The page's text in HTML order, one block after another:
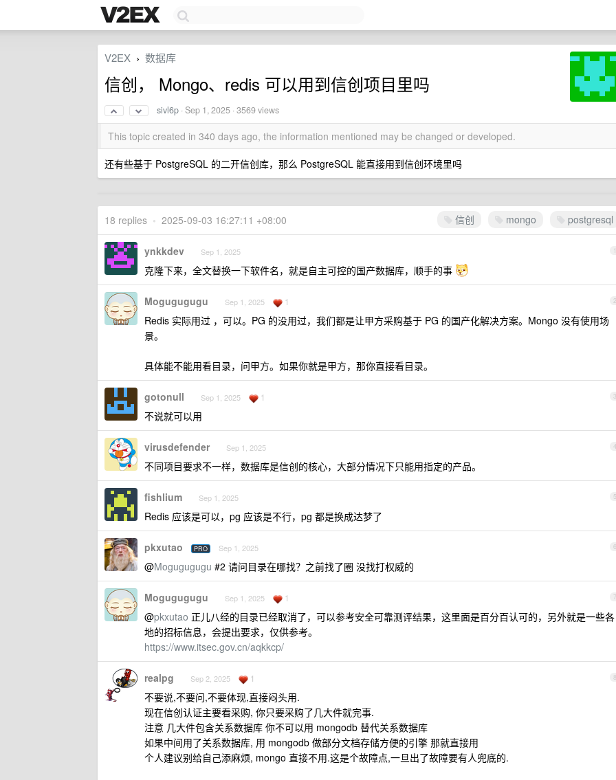
V2EX › 数据库
信创， Mongo、redis 可以用到信创项目里吗
sivl6p ·Sep 1, 2025 · 3569 views
This topic created in 340 days ago, the information mentioned may be changed or developed.
还有些基于 PostgreSQL 的二开信创库，那么 PostgreSQL 能直接用到信创环境里吗
信创 mongo postgresql
18 replies • 2025-09-03 16:27:11 +08:00
1
ynkkdev Sep 1, 2025
克隆下来，全文替换一下软件名，就是自主可控的国产数据库，顺手的事
2
Mogugugugu Sep 1, 2025 1
Redis 实际用过 ，可以。PG 的没用过，我们都是让甲方采购基于 PG 的国产化解决方案。Mongo 没有使用场
景。
具体能不能用看目录，问甲方。如果你就是甲方，那你直接看目录。
3
gotonull Sep 1, 2025 1
不说就可以用
4
virusdefender Sep 1, 2025
不同项目要求不一样，数据库是信创的核心，大部分情况下只能用指定的产品。
5
fishlium Sep 1, 2025
Redis 应该是可以，pg 应该是不行，pg 都是换成达梦了
6
pkxutao PRO Sep 1, 2025
@Mogugugugu #2 请问目录在哪找？之前找了圈 没找打权威的
7
Mogugugugu Sep 1, 2025 1
@pkxutao 正儿八经的目录已经取消了，可以参考安全可靠测评结果，这里面是百分百认可的，另外就是一些各
地的招标信息，会提出要求，仅供参考。
https://www.itsec.gov.cn/aqkkcp/
8
realpg Sep 2, 2025 1
不要说,不要问,不要体现,直接闷头用.
现在信创认证主要看采购, 你只要采购了几大件就完事.
注意 几大件包含关系数据库 你不可以用 mongodb 替代关系数据库
如果中间用了关系数据库, 用 mongodb 做部分文档存储方便的引擎 那就直接用
个人建议别给自己添麻烦, mongo 直接不用.这是个故障点,一旦出了故障要有人兜底的.